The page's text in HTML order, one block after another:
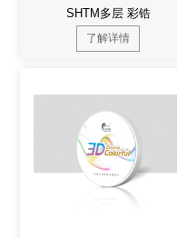
SHTM多层 彩锆
了解详情